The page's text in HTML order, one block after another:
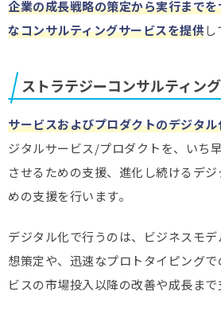
企業の成長戦略の策定から実行まで
なコンサルティングサービスを提供し
ストラテジーコンサルティング
サービスおよびプロダクトのデジタ
ジタルサービス/プロダクトを、いち
させるための支援、進化し続けるデ
めの支援を行います。
デジタル化で行うのは、ビジネスモ
想策定や、迅速なプロトタイピング
ビスの市場投入以降の改善や成長まで